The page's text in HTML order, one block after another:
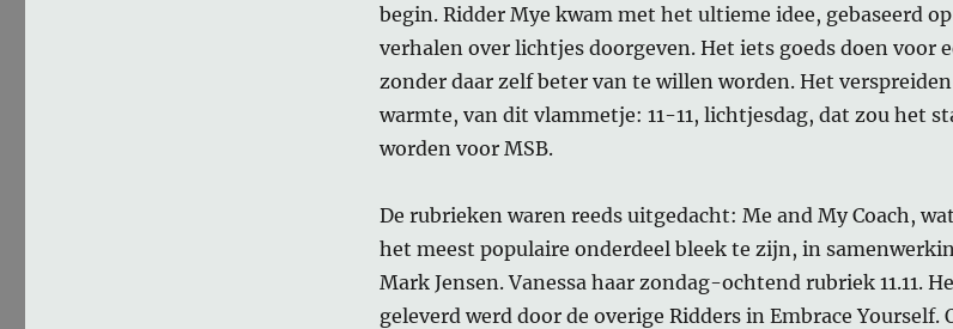
begin. Ridder Mye kwam met het ultieme idee, gebaseerd
verhalen over lichtjes doorgeven. Het iets goeds doen voor
zonder daar zelf beter van te willen worden. Het
warmte, van dit vlammetje: 11-11, lichtjesdag, dat zou het
worden voor MSB.
De rubrieken waren reeds uitgedacht: Me and My Coach,
het meest populaire onderdeel bleek te zijn, in
Mark Jensen. Vanessa haar zondag-ochtend rubriek 11.11.
geleverd werd door de overige Ridders in Embrace Yourself.